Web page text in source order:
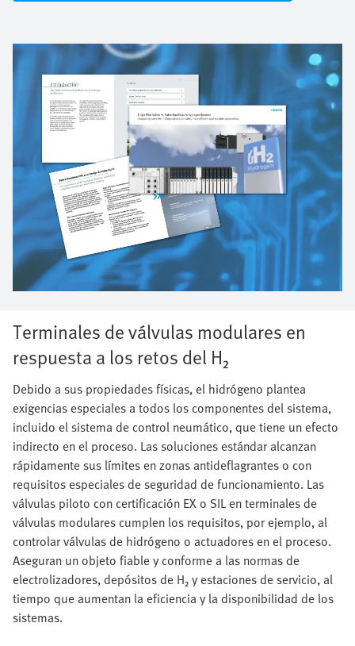
Terminales de válvulas modulares en
respuesta a los retos del H₂
Debido a sus propiedades físicas, el hidrógeno plantea
exigencias especiales a todos los componentes del sistema,
incluido el sistema de control neumático, que tiene un efecto
indirecto en el proceso. Las soluciones estándar alcanzan
rápidamente sus límites en zonas antideflagrantes o con
requisitos especiales de seguridad de funcionamiento. Las
válvulas piloto con certificación EX o SIL en terminales de
válvulas modulares cumplen los requisitos, por ejemplo, al
controlar válvulas de hidrógeno o actuadores en el proceso.
Aseguran un objeto fiable y conforme a las normas de
electrolizadores, depósitos de H₂ y estaciones de servicio, al
tiempo que aumentan la eficiencia y la disponibilidad de los
sistemas.